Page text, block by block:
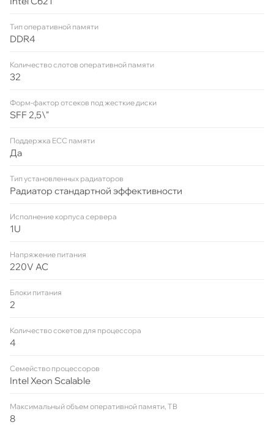
Тип оперативной памяти
DDR4
Количество слотов оперативной памяти
32
Форм-фактор отсеков под жесткие диски
SFF 2,5\"
Поддержка ECC памяти
Да
Тип установленных радиаторов
Радиатор стандартной эффективности
Исполнение корпуса сервера
1U
Напряжение питания
220V AC
Блоки питания
2
Количество сокетов для процессора
4
Семейство процессоров
Intel Xeon Scalable
Максимальный объем оперативной памяти, TB
8